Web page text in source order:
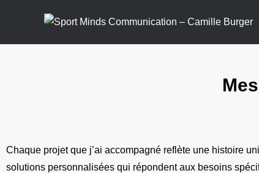
Chaque projet que j’ai accompagné reflète une histoire
solutions personnalisées qui répondent aux besoins